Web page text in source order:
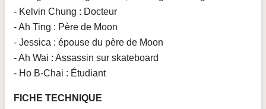
- Kelvin Chung : Docteur
- Ah Ting : Père de Moon
- Jessica : épouse du père de Moon
- Ah Wai : Assassin sur skateboard
- Ho B-Chai : Étudiant
FICHE TECHNIQUE